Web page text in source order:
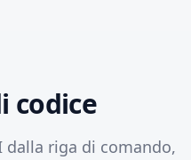
codice
riga di comando,